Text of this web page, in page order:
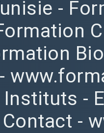
-
-
Instituts -
Contact -